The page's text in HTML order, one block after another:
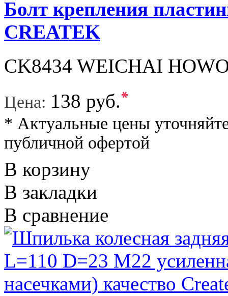
Болт крепления
CREATEK
CK8434 WEICHAI
Цена: 138 руб.*
* Актуальные цены
публичной офертой
В корзину
В закладки
В сравнение